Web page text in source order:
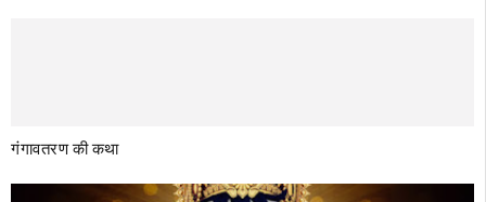
गंगावतरण की कथा